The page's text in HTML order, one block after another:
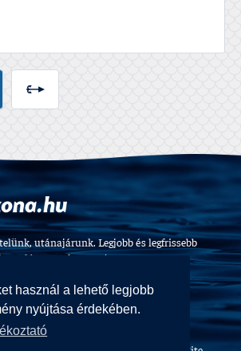
használ a lehető legjobb
nyújtása érdekében.
utánajárunk. Legjobb és legfrissebb